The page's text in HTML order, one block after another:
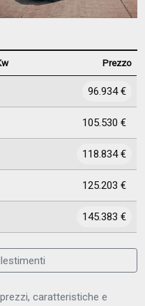
Prezzo
96.934 €
105.530 €
118.834 €
125.203 €
145.383 €
caratteristiche e